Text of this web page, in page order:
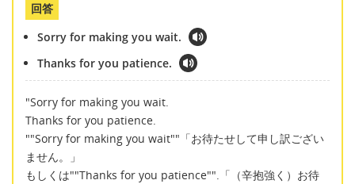
回答
Sorry for making you wait.
Thanks for you patience.
"Sorry for making you wait.
Thanks for you patience.
""Sorry for making you wait""「お待たせして申し訳ござい
ません。」
もしくは""Thanks for you patience"".「（辛抱強く）お待